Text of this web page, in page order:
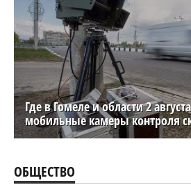
Где в Гомеле и области 2
мобильные камеры контроля
ОБЩЕСТВО